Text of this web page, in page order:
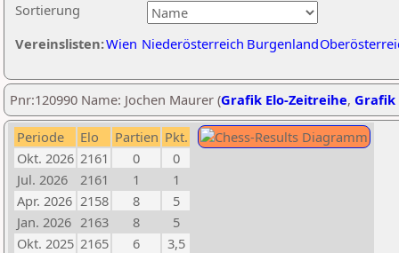
Sortierung
Vereinslisten:Wien Niederösterreich Burgenland
Pnr:120990 Name: Jochen Maurer (Grafik Elo-Zeitreihe, Grafik
Periode Elo Partien Pkt.
Okt. 2026 2161 0
0
Jul. 2026
2161 1
1
Apr. 2026 2158 8
5
Jan. 2026 2163 8
5
Okt. 2025 2165 6
3,5